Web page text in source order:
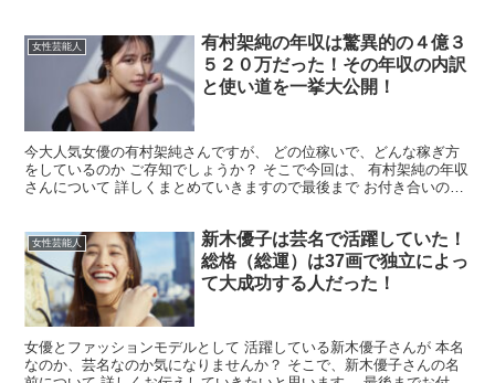
女性芸能人
有村架純の年収は驚異的の４億３
５２０万だった！その年収の内訳
と使い道を一挙大公開！
今大人気女優の有村架純さんですが、 どの位稼いで、どんな稼ぎ方
をしているのか ご存知でしょうか？ そこで今回は、 有村架純の年収
さんについて 詳しくまとめていきますので最後まで お付き合いのほ
女性芸能人
新木優子は芸名で活躍していた！
総格（総運）は37画で独立によっ
て大成功する人だった！
女優とファッションモデルとして 活躍している新木優子さんが 本名
なのか、芸名なのか気になりませんか？ そこで、新木優子さんの名